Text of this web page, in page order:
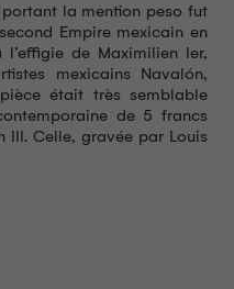
la mention peso fut
Empire mexicain en
de Maximilien Ier,
mexicains Navalón,
était très semblable
de 5 francs
III. Celle, gravée par Louis